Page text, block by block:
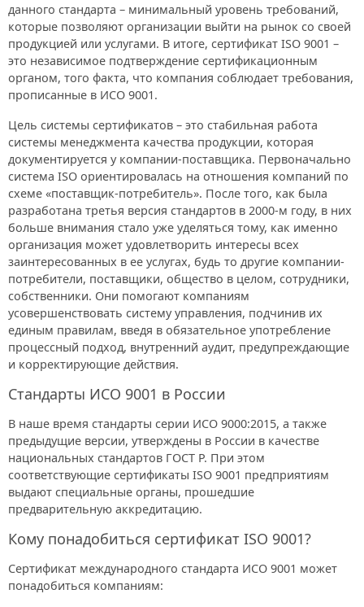
данного стандарта – минимальный уровень требований,
которые позволяют организации выйти на рынок со своей
продукцией или услугами. В итоге, сертификат ISO 9001 –
это независимое подтверждение сертификационным
органом, того факта, что компания соблюдает требования,
прописанные в ИСО 9001.
Цель системы сертификатов – это стабильная работа
системы менеджмента качества продукции, которая
документируется у компании-поставщика. Первоначально
система ISO ориентировалась на отношения компаний по
схеме «поставщик-потребитель». После того, как была
разработана третья версия стандартов в 2000-м году, в них
больше внимания стало уже уделяться тому, как именно
организация может удовлетворить интересы всех
заинтересованных в ее услугах, будь то другие компании-
потребители, поставщики, общество в целом, сотрудники,
собственники. Они помогают компаниям
усовершенствовать систему управления, подчинив их
единым правилам, введя в обязательное употребление
процессный подход, внутренний аудит, предупреждающие
и корректирующие действия.
Стандарты ИСО 9001 в России
В наше время стандарты серии ИСО 9000:2015, а также
предыдущие версии, утверждены в России в качестве
национальных стандартов ГОСТ Р. При этом
соответствующие сертификаты ISO 9001 предприятиям
выдают специальные органы, прошедшие
предварительную аккредитацию.
Кому понадобиться сертификат ISO 9001?
Сертификат международного стандарта ИСО 9001 может
понадобиться компаниям: